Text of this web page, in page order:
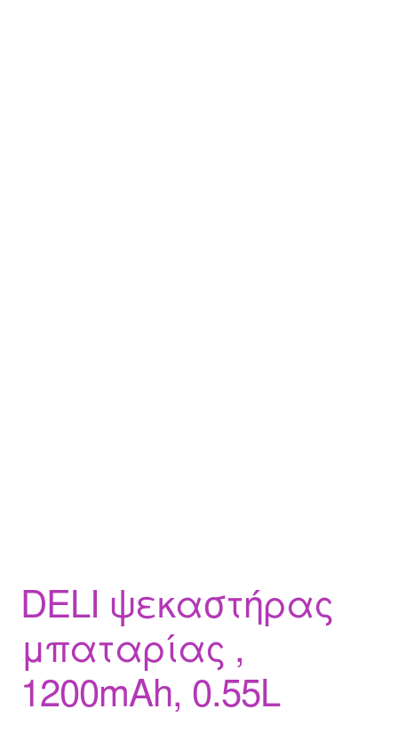
DELI ψεκαστήρας
μπαταρίας ,
1200mAh, 0.55L